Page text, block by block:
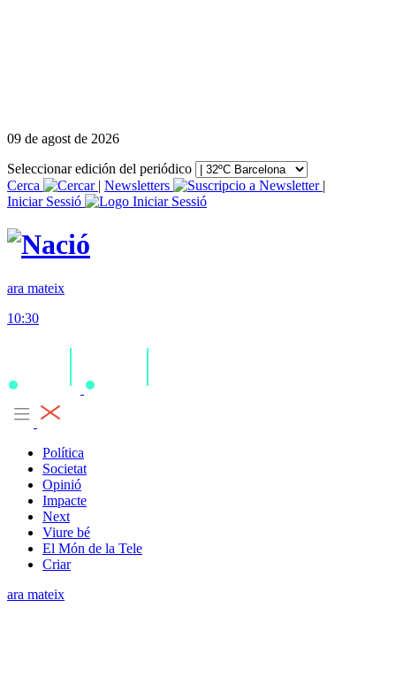
09 de agost de 2026
Seleccionar edición del periódico
Cerca
| Newsletters
|
Iniciar Sessió
ara mateix
10:30
Política
Societat
Opinió
Impacte
Next
Viure bé
El Món de la Tele
Criar
ara mateix